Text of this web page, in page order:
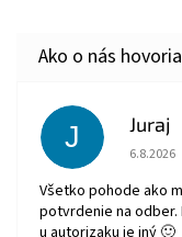
J Juraj
6.8.2026
Všetko pohode ako
potvrdenie na